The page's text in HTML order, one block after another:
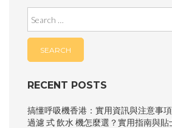
for:
RECENT POSTS
搞懂呼吸機香港：實用資訊與注意事項
過濾 式 飲水 機怎麼選？實用指南與貼